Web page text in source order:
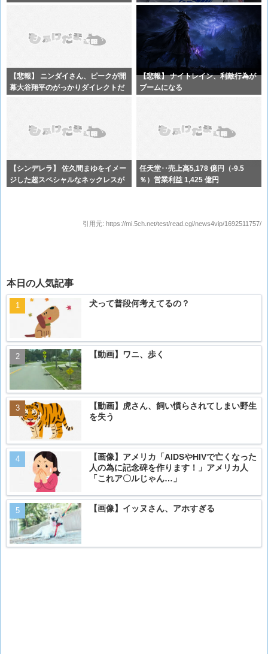
ィカル検
【悲報】 ニンダイさん、ピークが開
幕大谷翔平のがっかりダイレクトだ
【悲報】 ナイトレイン、利敵行為が
ブームになる
【シンデレラ】 佐久間まゆをイメー
ジした超スペシャルなネックレスが
任天堂‥売上高5,178 億円（-9.5
％）営業利益 1,425 億円
引用元: https://mi.5ch.net/test/read.cgi/news4vip/1692511757/
本日の人気記事
犬って普段何考えてるの？
【動画】ワニ、歩く
【動画】虎さん、飼い慣らされてしまい野生
を失う
【画像】アメリカ「AIDSやHIVで亡くなった
人の為に記念碑を作ります！」アメリカ人
「これア〇ルじゃん…」
【画像】イッヌさん、アホすぎる